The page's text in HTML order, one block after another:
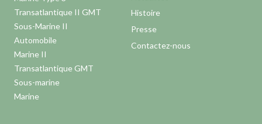
Transatlantique II GMT
Sous-Marine II
Automobile
Marine II
Transatlantique GMT
Sous-marine
Marine
Histoire
Presse
Contactez-nous